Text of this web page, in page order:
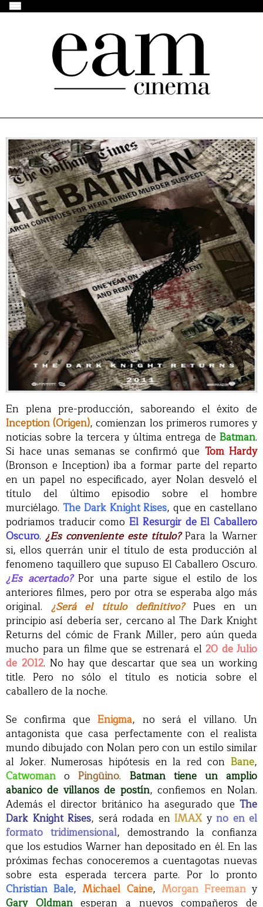
En plena pre-producción, saboreando el éxito de
Inception (Origen), comienzan los primeros rumores y
noticias sobre la tercera y última entrega de Batman.
Si hace unas semanas se confirmó que Tom Hardy
(Bronson e Inception) iba a formar parte del reparto
en un papel no especificado, ayer Nolan desveló el
título del último episodio sobre el hombre
murciélago. The Dark Knight Rises, que en castellano
podriamos traducir comoEl Resurgir de El Caballero
Oscuro. ¿Es conveniente este título?Para la Warner
si, ellos querrán unir el título de esta producción al
fenomeno taquillero que supuso El Caballero Oscuro.
¿Es acertado?Por una parte sigue el estilo de los
anteriores filmes, pero por otra se esperaba algo más
original. ¿Será el título definitivo?Pues en un
principio así debería ser, cercano al The Dark Knight
Returns del cómic de Frank Miller, pero aún queda
mucho para un filme que se estrenará el 20 de Julio
de 2012. No hay que descartar que sea un working
title. Pero no sólo el título es noticia sobre el
caballero de la noche.
Se confirma queEnigma, no será el villano. Un
antagonista que casa perfectamente con el realista
mundo dibujado con Nolan pero con un estilo similar
al Joker. Numerosas hipótesis en la red con Bane,
Catwoman oPingüino. Batman tiene un amplio
abanico de villanos de postín, confiemos en Nolan.
Además el director británico ha asegurado que The
Dark Knight Rises, será rodada en IMAX yno en el
formato tridimensional, demostrando la confianza
que los estudios Warner han depositado en él. En las
próximas fechas conoceremos a cuentagotas nuevas
sobre esta esperada tercera parte. Por lo pronto
Christian Bale, Michael Caine, Morgan Freemany
Gary Oldmanesperan a nuevos compañeros de